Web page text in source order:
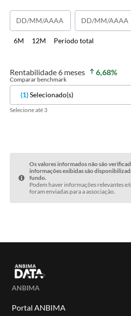
6M 12M Período total
Rentabilidade 6 meses 6,68%
Comparar benchmark
(1)Selecionado(s)
Selecione até 3
Os valores informados não são
informações exibidas são
fundo.
Podem haver informações relevantes
foram enviadas para a associação.
ANBIMA
Portal ANBIMA